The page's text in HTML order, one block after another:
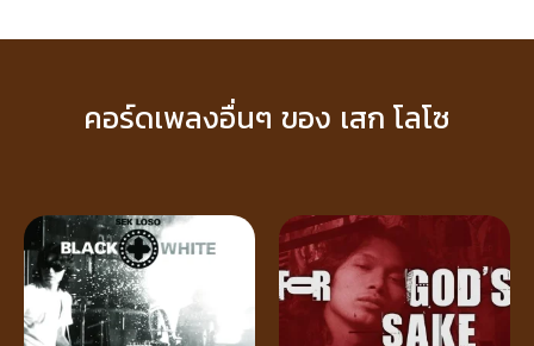
คอร์ดเพลงอื่นๆ ของ เสก โลโซ